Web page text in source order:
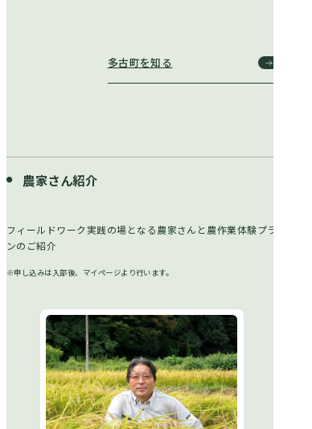
多古町を知る
農家さん紹介
フィールドワーク実践の場となる農家さんと農作業体験プラ
ンのご紹介
※申し込みは入部後、マイページより行います。